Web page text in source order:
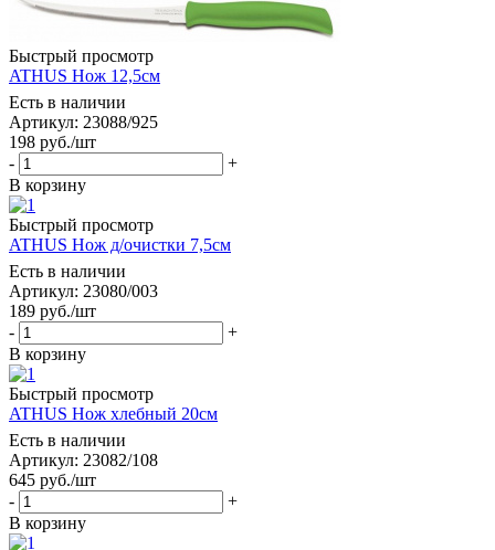
Быстрый просмотр
ATHUS Нож 12,5см
Есть в наличии
Артикул: 23088/925
198 руб./шт
-
+
В корзину
Быстрый просмотр
ATHUS Нож д/очистки 7,5см
Есть в наличии
Артикул: 23080/003
189 руб./шт
-
+
В корзину
Быстрый просмотр
ATHUS Нож хлебный 20см
Есть в наличии
Артикул: 23082/108
645 руб./шт
-
+
В корзину